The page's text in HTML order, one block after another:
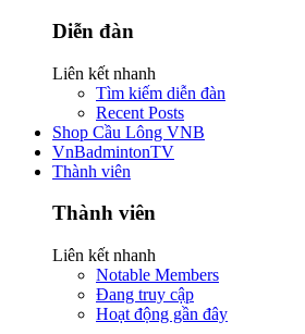
Diễn đàn
Liên kết nhanh
Tìm kiếm diễn đàn
Recent Posts
Shop Cầu Lông VNB
VnBadmintonTV
Thành viên
Thành viên
Liên kết nhanh
Notable Members
Đang truy cập
Hoạt động gần đây